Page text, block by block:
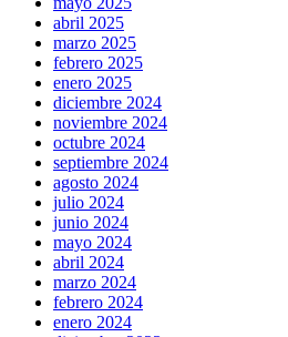
abril 2025
marzo 2025
febrero 2025
enero 2025
diciembre 2024
noviembre 2024
octubre 2024
septiembre 2024
agosto 2024
julio 2024
junio 2024
mayo 2024
abril 2024
marzo 2024
febrero 2024
enero 2024